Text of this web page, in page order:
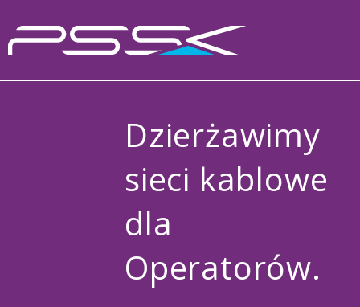
Dzierżawimy
sieci kablowe
dla
Operatorów.